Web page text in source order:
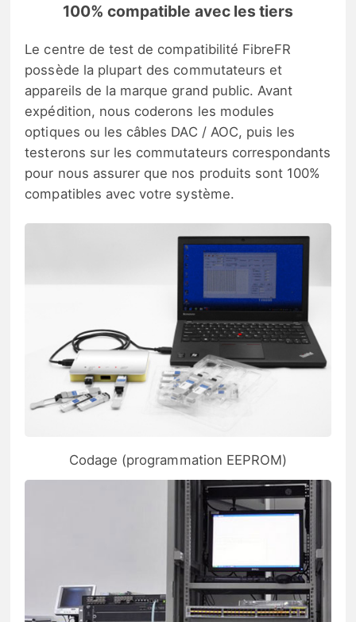
100% compatible avec les tiers
Le centre de test de compatibilité FibreFR
possède la plupart des commutateurs et
appareils de la marque grand public. Avant
expédition, nous coderons les modules
optiques ou les câbles DAC / AOC, puis les
testerons sur les commutateurs correspondants
pour nous assurer que nos produits sont 100%
compatibles avec votre système.
Codage (programmation EEPROM)